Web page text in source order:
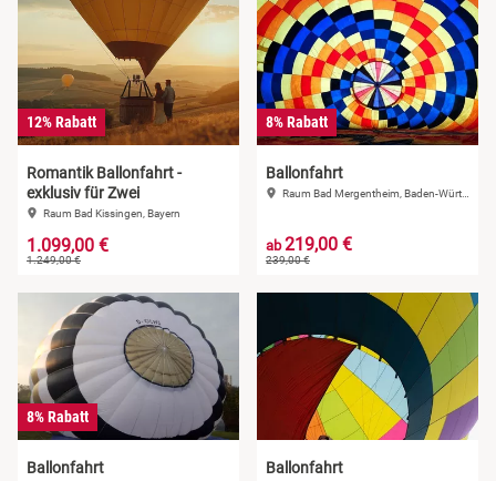
12% Rabatt
Romantik Ballonfahrt -
exklusiv für Zwei
Raum Bad Kissingen, Bayern
1.099,00 €
1.249,00 €
8% Rabatt
Ballonfahrt
Raum Bad Mergentheim, Baden-Württemberg
ab219,00 €
239,00 €
8% Rabatt
Ballonfahrt Ballonfahrt